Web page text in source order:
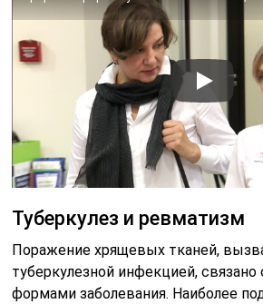
Туберкулез и ревматизм
Поражение хрящевых тканей,
туберкулезной инфекцией,
формами заболевания. Наиболее